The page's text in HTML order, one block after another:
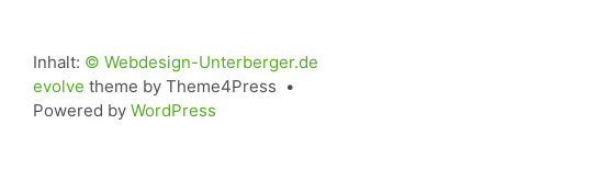
Inhalt: © Webdesign-Unterberger.de
evolve theme by Theme4Press •
Powered by WordPress